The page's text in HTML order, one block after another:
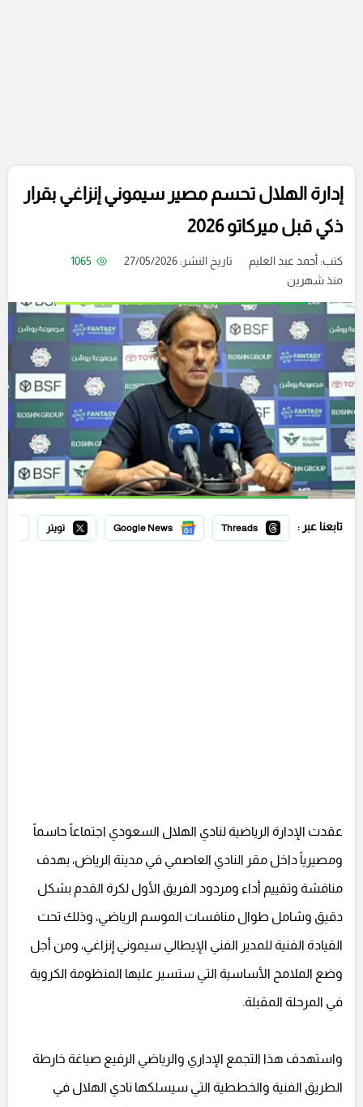
إدارة الهلال تحسم مصير سيموني إنزاغي بقرار
ذكي قبل ميركاتو 2026
كتب:أحمد عبد العليم تاريخ النشر: 27/05/2026
1065
منذ شهرين
تابعنا عبر : Threads
Google News تويتر
عقدت الإدارة الرياضية لنادي الهلال السعودي اجتماعاً حاسماً
ومصيرياً داخل مقر النادي العاصمي في مدينة الرياض، بهدف
مناقشة وتقييم أداء ومردود الفريق الأول لكرة القدم بشكل
دقيق وشامل طوال منافسات الموسم الرياضي، وذلك تحت
القيادة الفنية للمدير الفني الإيطالي سيموني إنزاغي، ومن أجل
وضع الملامح الأساسية التي ستسير عليها المنظومة الكروية
في المرحلة المقبلة.
واستهدف هذا التجمع الإداري والرياضي الرفيع صياغة خارطة
الطريق الفنية والخططية التي سيسلكها نادي الهلال في